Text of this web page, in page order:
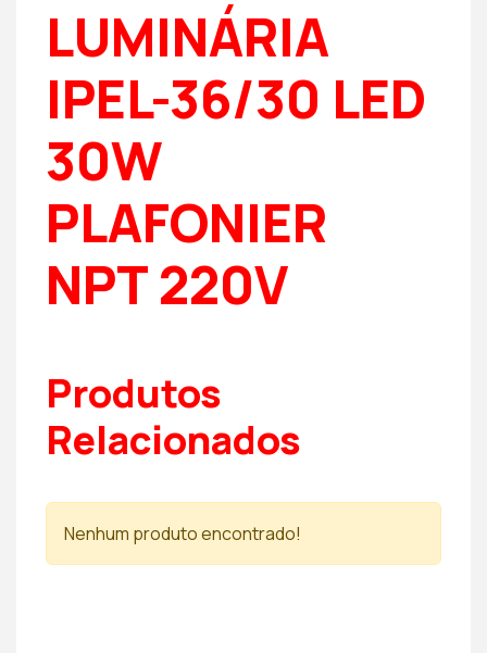
LUMINÁRIA
IPEL-36/30 LED
30W
PLAFONIER
NPT 220V
Produtos
Relacionados
Nenhum produto encontrado!